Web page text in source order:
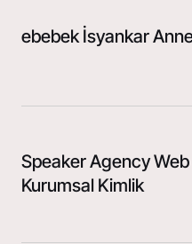
ebebek İsyankar
Speaker Agency Web
Kurumsal Kimlik